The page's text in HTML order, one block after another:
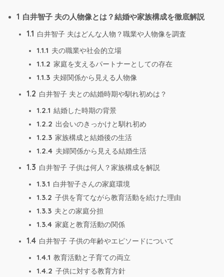
1 白井智子 夫の人物像とは？結婚や家族構成を徹底解説
1.1 白井智子 夫はどんな人物？職業や人物像を調査
1.1.1 夫の職業や社会的立場
1.1.2 家庭を支えるパートナーとしての存在
1.1.3 夫婦関係から見える人物像
1.2 白井智子 夫との結婚時期や馴れ初めは？
1.2.1 結婚した時期の背景
1.2.2 出会いのきっかけと馴れ初め
1.2.3 家族構成と結婚後の生活
1.2.4 夫婦関係から見える結婚生活
1.3 白井智子 子供は何人？家族構成を解説
1.3.1 白井智子さんの家庭環境
1.3.2 子供を育てながら教育活動を続けた理由
1.3.3 夫との家庭分担
1.3.4 家庭と教育活動の関係
1.4 白井智子 子供の年齢やエピソードについて
1.4.1 教育活動と子育ての両立
1.4.2 子供に対する教育方針